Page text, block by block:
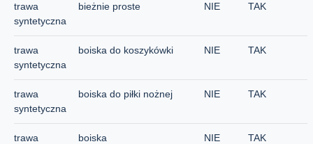
trawa
syntetyczna
bieżnie proste NIE TAK
trawa
syntetyczna
boiska do koszykówki NIE TAK
trawa
syntetyczna
boiska do piłki nożnej NIE TAK
trawa
boiska
NIE TAK